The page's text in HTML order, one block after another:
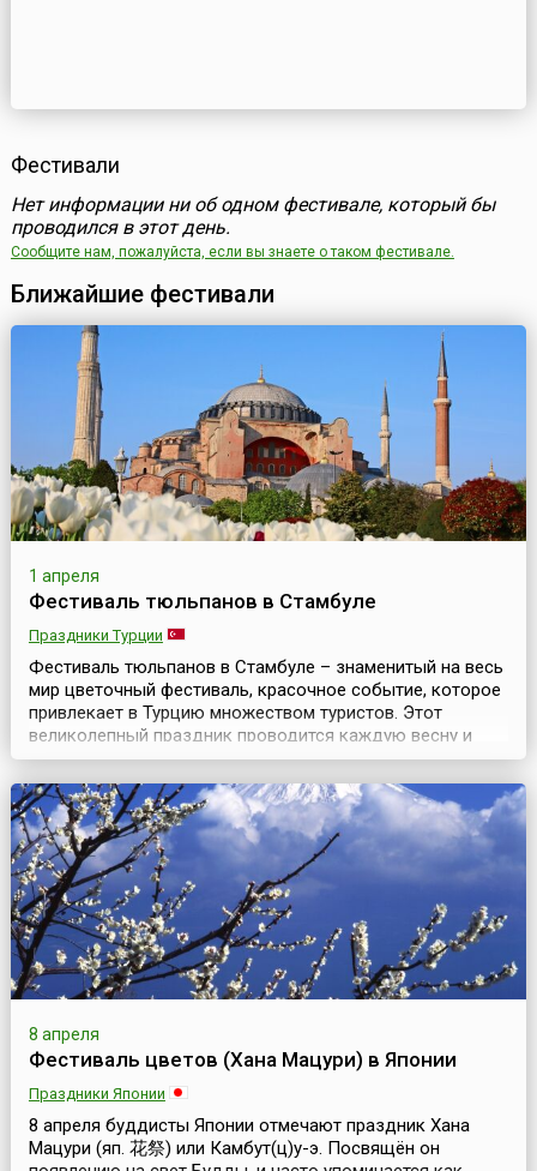
Фестивали
Нет информации ни об одном фестивале, который бы
проводился в этот день.
Сообщите нам, пожалуйста, если вы знаете о таком фестивале.
Ближайшие фестивали
1 апреля
Фестиваль тюльпанов в Стамбуле
Праздники Турции
Фестиваль тюльпанов в Стамбуле – знаменитый на весь
мир цветочный фестиваль, красочное событие, которое
привлекает в Турцию множеством туристов. Этот
великолепный праздник проводится каждую весну и
длится примерно месяц. Ежегодно в апреле Стамбул
превращается в цветочный шедевр и становится
тюльпановой столицей мира. Миллионы тюльпанов
высаживают по всему городу. Их можно увидеть
практичес...
8 апреля
Фестиваль цветов (Хана Мацури) в Японии
Праздники Японии
8 апреля буддисты Японии отмечают праздник Хана
Мацури (яп. 花祭) или Камбут(ц)у-э. Посвящён он